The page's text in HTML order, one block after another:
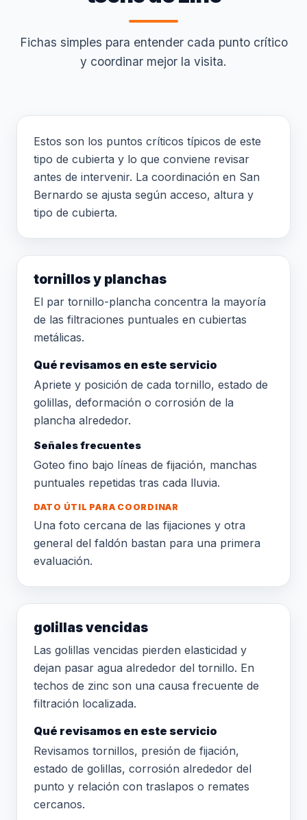
Fichas simples para entender cada punto crítico
y coordinar mejor la visita.
Estos son los puntos críticos típicos de este
tipo de cubierta y lo que conviene revisar
antes de intervenir. La coordinación en San
Bernardo se ajusta según acceso, altura y
tipo de cubierta.
tornillos y planchas
El par tornillo-plancha concentra la mayoría
de las filtraciones puntuales en cubiertas
metálicas.
Qué revisamos en este servicio
Apriete y posición de cada tornillo, estado de
golillas, deformación o corrosión de la
plancha alrededor.
Señales frecuentes
Goteo fino bajo líneas de fijación, manchas
puntuales repetidas tras cada lluvia.
DATO ÚTIL PARA COORDINAR
Una foto cercana de las fijaciones y otra
general del faldón bastan para una primera
evaluación.
golillas vencidas
Las golillas vencidas pierden elasticidad y
dejan pasar agua alrededor del tornillo. En
techos de zinc son una causa frecuente de
filtración localizada.
Qué revisamos en este servicio
Revisamos tornillos, presión de fijación,
estado de golillas, corrosión alrededor del
punto y relación con traslapos o remates
cercanos.